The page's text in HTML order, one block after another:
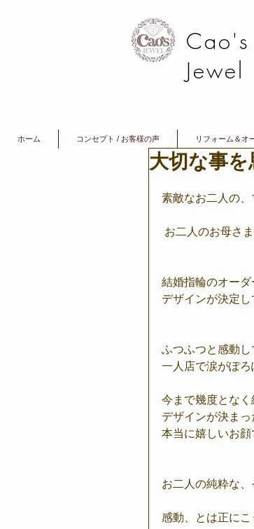
Cao's
Jewel
ホーム コンセプト / お客様の声 リフォーム＆オ
大切な事
素敵なお二人の、
お二人のお母さ
結婚指輪のオー
デザインが決定し
ふつふつと感動し
一人店で涙がぽ
今まで幾度とな
デザインが決ま
本当に嬉しいお顔
お二人の純粋な
感動、とは正にこ